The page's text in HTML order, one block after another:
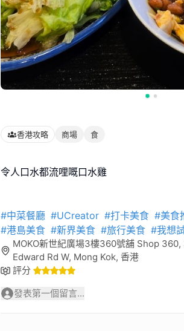
香港攻略 商場 食
令人口水都流哩嘅口水雞
#中菜餐廳 #UCreator #打卡美食 #美食
#港島美食 #新界美食 #旅行美食 #我想
MOKO新世紀廣場3樓360號舖 Shop
Edward Rd W, Mong Kok, 香港
評分
發表第一個留言...